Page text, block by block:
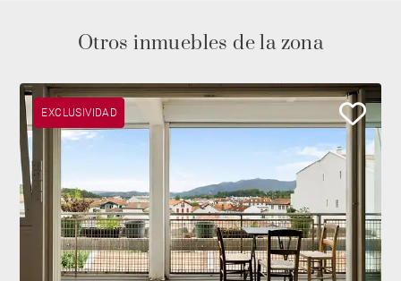
Otros inmuebles de la zona
EXCLUSIVIDAD